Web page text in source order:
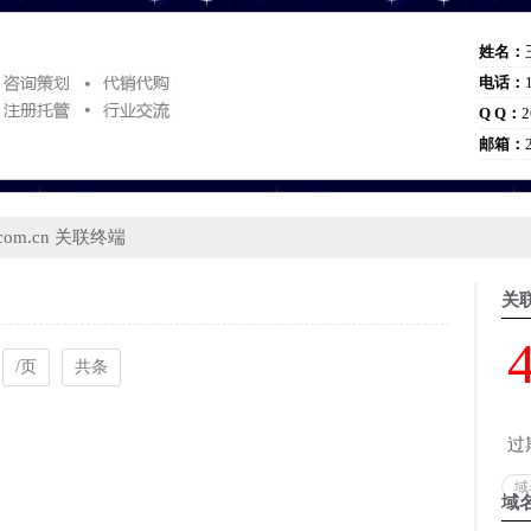
姓名：
电话：
Q Q：
邮箱：
关联终端
/页 共条
关
过
域